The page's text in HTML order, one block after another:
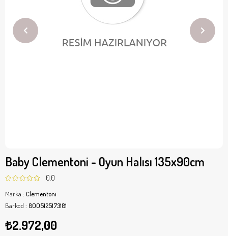
Baby Clementoni - Oyun Halısı 135x90cm
0.0
Marka : Clementoni
Barkod : 8005125173181
₺2.972,00